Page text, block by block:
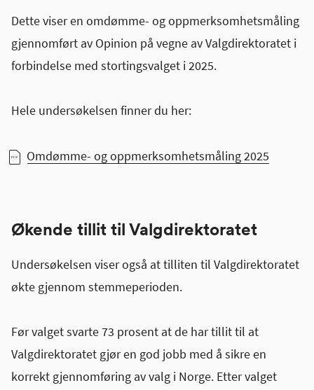
Dette viser en omdømme- og oppmerksomhetsmåling
gjennomført av Opinion på vegne av Valgdirektoratet i
forbindelse med stortingsvalget i 2025.
Hele undersøkelsen finner du her:
Omdømme- og oppmerksomhetsmåling 2025
Økende tillit til Valgdirektoratet
Undersøkelsen viser også at tilliten til Valgdirektoratet
økte gjennom stemmeperioden.
Før valget svarte 73 prosent at de har tillit til at
Valgdirektoratet gjør en god jobb med å sikre en
korrekt gjennomføring av valg i Norge. Etter valget